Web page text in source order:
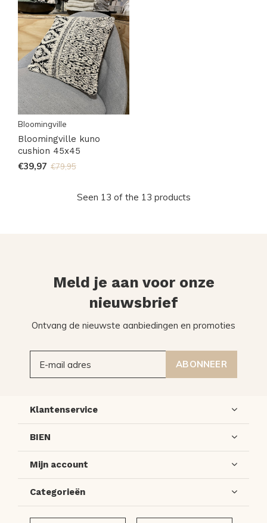
Bloomingville
Bloomingville kuno
cushion 45x45
€39,97 €79,95
Seen 13 of the 13 products
Meld je aan voor onze
nieuwsbrief
Ontvang de nieuwste aanbiedingen en promoties
ABONNEER
Klantenservice
BIEN
Mijn account
Categorieën